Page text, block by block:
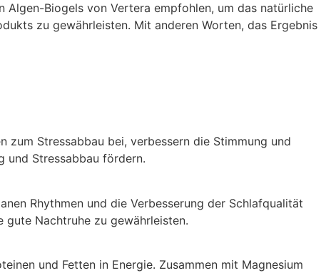
Algen-Biogels von Vertera empfohlen, um das natürliche
zu gewährleisten. Mit anderen Worten, das Ergebnis
zum Stressabbau bei, verbessern die Stimmung und
und Stressabbau fördern.
Rhythmen und die Verbesserung der Schlafqualität
gute Nachtruhe zu gewährleisten.
und Fetten in Energie. Zusammen mit Magnesium